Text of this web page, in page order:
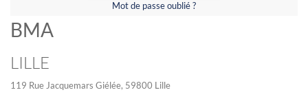
Mot de passe oublié ?
BMA
LILLE
119 Rue Jacquemars Giélée, 59800 Lille